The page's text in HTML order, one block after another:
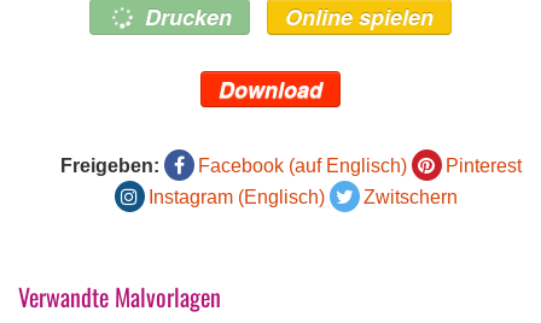
Drucken Online spielen
Download
Freigeben: Facebook (auf Englisch)
Pinterest
Instagram (Englisch)
Zwitschern
Verwandte Malvorlagen